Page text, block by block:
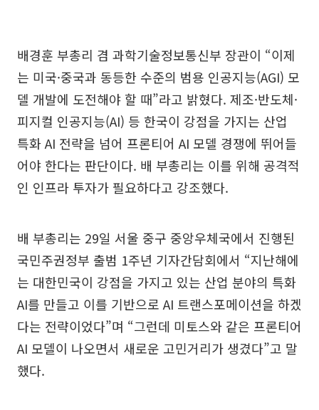
배경훈 부총리 겸 과학기술정보통신부 장관이 “이제
는 미국·중국과 동등한 수준의 범용 인공지능(AGI) 모
델 개발에 도전해야 할 때”라고 밝혔다. 제조·반도체·
피지컬 인공지능(AI) 등 한국이 강점을 가지는 산업
특화 AI 전략을 넘어 프론티어 AI 모델 경쟁에 뛰어들
어야 한다는 판단이다. 배 부총리는 이를 위해 공격적
인 인프라 투자가 필요하다고 강조했다.
배 부총리는 29일 서울 중구 중앙우체국에서 진행된
국민주권정부 출범 1주년 기자간담회에서 “지난해에
는 대한민국이 강점을 가지고 있는 산업 분야의 특화
AI를 만들고 이를 기반으로 AI 트랜스포메이션을 하겠
다는 전략이었다”며 “그런데 미토스와 같은 프론티어
AI 모델이 나오면서 새로운 고민거리가 생겼다”고 말
했다.